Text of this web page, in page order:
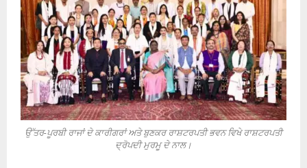
ਉੱਤਰ-ਪੂਰਬੀ ਰਾਜਾਂ ਦੇ ਕਾਰੀਗਰਾਂ ਅਤੇ ਬੁਣਕਰ ਰਾਸ਼ਟਰਪਤੀ ਭਵਨ ਵਿਖੇ ਰਾਸ਼ਟਰਪਤੀ
ਦ੍ਰੋਪਦੀ ਮੁਰਮੂ ਦੇ ਨਾਲ।